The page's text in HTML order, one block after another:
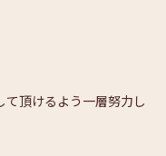
て頂けるよう一層努力し